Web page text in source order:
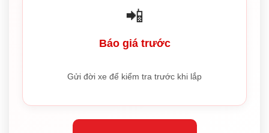
📲
Báo giá trước
Gửi đời xe để kiểm tra trước khi lắp